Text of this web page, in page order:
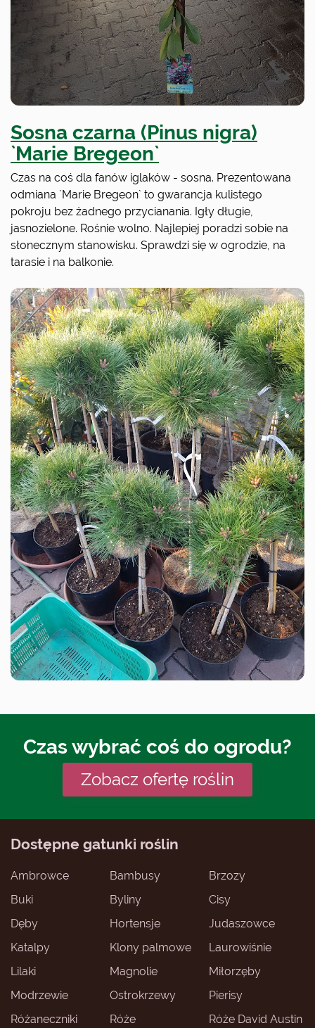
Sosna czarna (Pinus nigra)
`Marie Bregeon`
Czas na coś dla fanów iglaków - sosna. Prezentowana
odmiana `Marie Bregeon` to gwarancja kulistego
pokroju bez żadnego przycianania. Igły długie,
jasnozielone. Rośnie wolno. Najlepiej poradzi sobie na
słonecznym stanowisku. Sprawdzi się w ogrodzie, na
tarasie i na balkonie.
Czas wybrać coś do ogrodu?
Zobacz ofertę roślin
Dostępne gatunki roślin
Ambrowce Bambusy
Brzozy
Buki
Byliny
Cisy
Dęby
Hortensje
Judaszowce
Katalpy
Klony palmowe
Laurowiśnie
Lilaki
Magnolie
Miłorzęby
Modrzewie
Ostrokrzewy
Pierisy
Różaneczniki
Róże
Róże David Austin